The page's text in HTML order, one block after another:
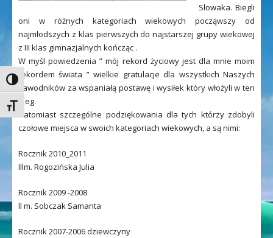
Toggle High Contrast
Toggle Font size
Słowaka. Biegli
oni w różnych kategoriach wiekowych począwszy od
najmłodszych z klas pierwszych do najstarszej grupy wiekowej
z III klas gimnazjalnych kończąc .
W myśl powiedzenia ” mój rekord życiowy jest dla mnie moim
rekordem świata ” wielkie gratulacje dla wszystkich Naszych
zawodników za wspaniałą postawę i wysiłek który włożyli w ten
bieg.
Natomiast szczególne podziękowania dla tych którzy zdobyli
czołowe miejsca w swoich kategoriach wiekowych, a są nimi:
Rocznik 2010_2011
Illm. Rogozińska Julia
Rocznik 2009 -2008
ll m. Sobczak Samanta
Rocznik 2007-2006 dziewczyny